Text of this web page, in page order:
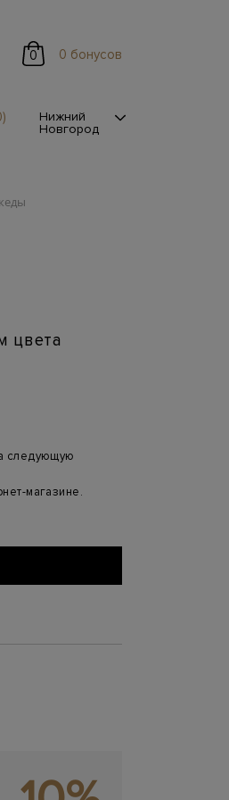
0 0 бонусов
Нижний
Новгород
цвета
следующую
магазине.